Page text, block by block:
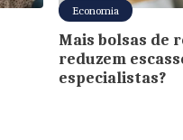
Economia
Mais bolsas de
reduzem
especialistas?